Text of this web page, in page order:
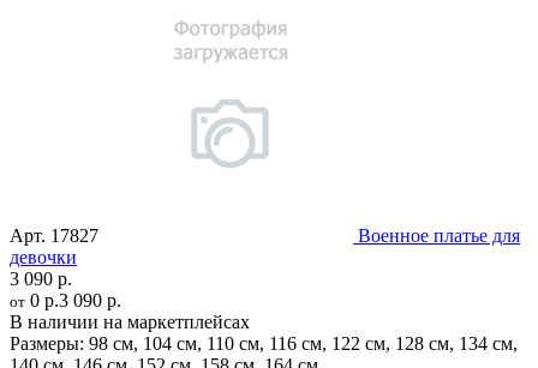
Арт. 17827
Военное платье для
девочки
3 090 р.
от 0 р.3 090 р.
В наличии на маркетплейсах
Размеры: 98 см, 104 см, 110 см, 116 см, 122 см, 128 см, 134 см,